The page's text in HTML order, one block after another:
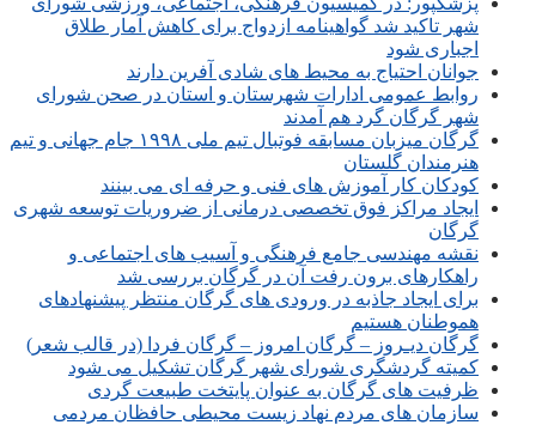
شهر تاکید شد گواهینامه ازدواج برای کاهش آمار طلاق
اجباری شود
جوانان احتیاج به محیط های شادی آفرین دارند
روابط عمومی ادارات شهرستان و استان در صحن شورای
شهر گرگان گرد هم آمدند
گرگان میزبان مسابقه فوتبال تیم ملی ۱۹۹۸ جام جهانی و تیم
هنرمندان گلستان
کودکان کار آموزش های فنی و حرفه ای می بینند
ایجاد مراکز فوق تخصصی درمانی از ضروریات توسعه شهری
گرگان
نقشه مهندسی جامع فرهنگی و آسیب های اجتماعی و
راهکارهای برون رفت آن در گرگان بررسی شد
برای ایجاد جاذبه در ورودی های گرگان منتظر پیشنهادهای
هموطنان هستیم
گرگان دیـروز – گرگان امروز – گرگان فردا (در قالب شعر)
کمیته گردشگری شورای شهر گرگان تشکیل می شود
ظرفیت های گرگان به عنوان پایتخت طبیعت گردی
سازمان های مردم نهاد زیست محیطی حافظان مردمی